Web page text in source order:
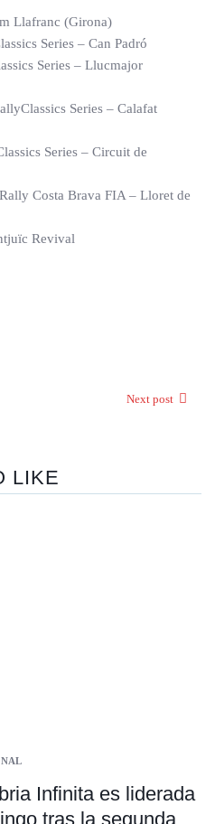
Llafranc (Girona)
Series – Can Padró
Series – Llucmajor
Series – Calafat
Series – Circuit de
Costa Brava FIA – Lloret de
Revival
Next post
LIKE
Infinita es liderada
tras la segunda